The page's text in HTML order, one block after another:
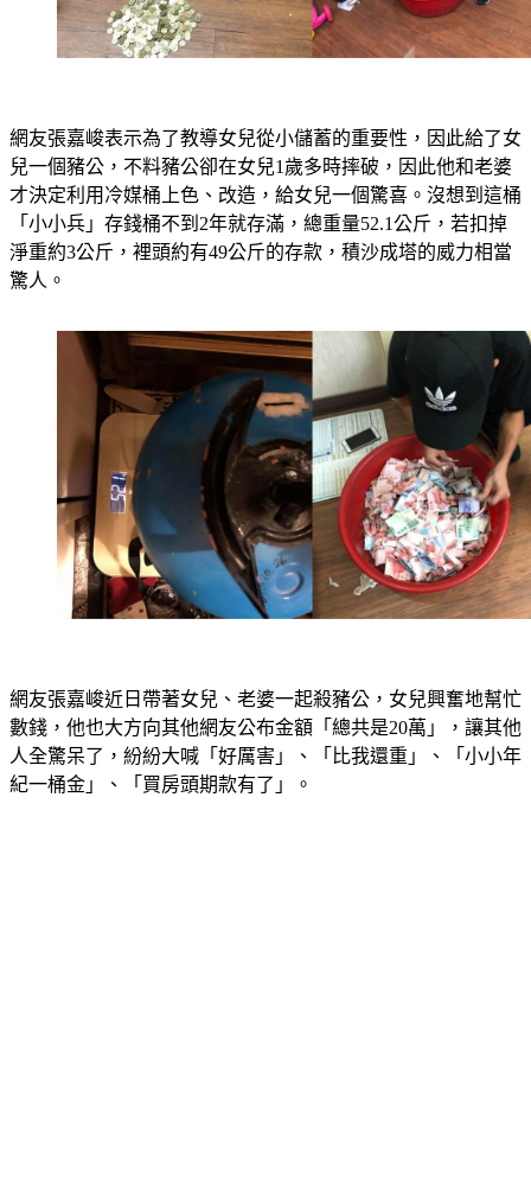
網友張嘉峻表示為了教導女兒從小儲蓄的重要性，因此給了女
兒一個豬公，不料豬公卻在女兒1歲多時摔破，因此他和老婆
才決定利用冷媒桶上色、改造，給女兒一個驚喜。沒想到這桶
「小小兵」存錢桶不到2年就存滿，總重量52.1公斤，若扣掉
淨重約3公斤，裡頭約有49公斤的存款，積沙成塔的威力相當
網友張嘉峻近日帶著女兒、老婆一起殺豬公，女兒興奮地幫忙
數錢，他也大方向其他網友公布金額「總共是20萬」，讓其他
人全驚呆了，紛紛大喊「好厲害」、「比我還重」、「小小年